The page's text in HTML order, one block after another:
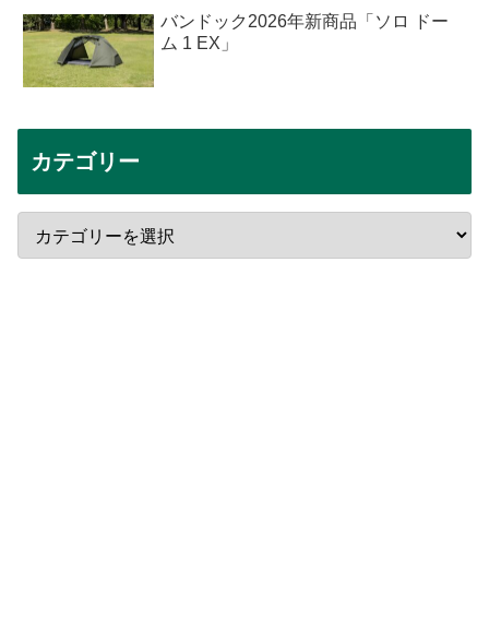
バンドック2026年新商品「ソロ ドー
ム 1 EX」
カテゴリー